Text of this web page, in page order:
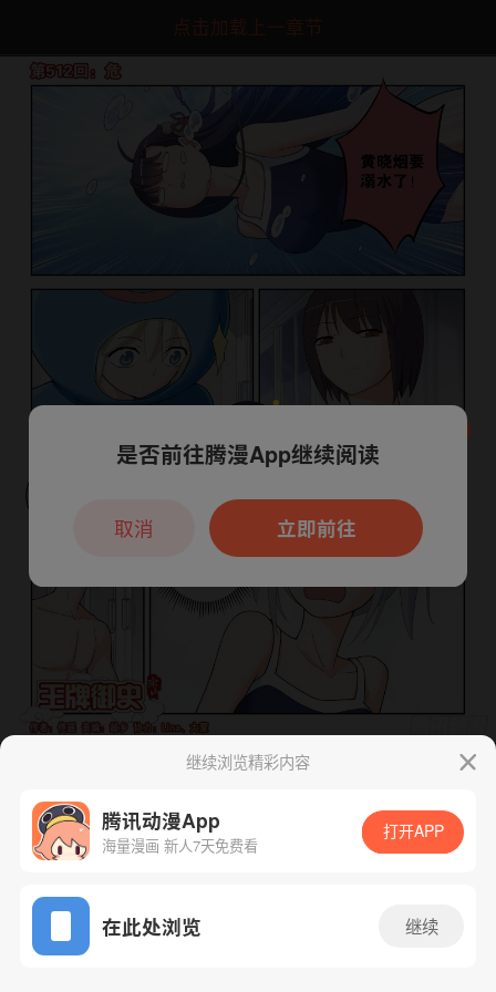
点击加载上一章节
App免费看
下一话
继续浏览精彩内容
腾讯动漫App
海量漫画 新人7天免费看
打开APP
在此处浏览 继续
本章节仅支持App阅读，可打开App新用
户7天免费看
是否前往腾漫App继续阅读
立即前往
取消